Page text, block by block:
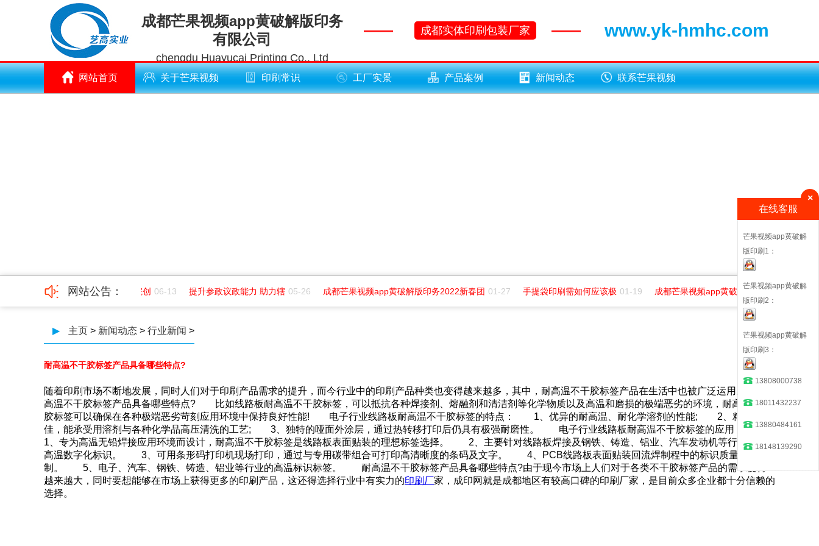
成都芒果视频app黄破解版印务
有限公司
chengdu Huayucai Printing Co., Ltd
—— 成都实体印刷包装厂家 —— www.yk-hmhc.com
网站首页 关于芒果视频 印刷常识 工厂实景 产品案例 新闻动态 联系芒果视频
网站公告：
成都纺织高等专科学院创 06-13 提升参政议政能力 助力辖 05-26 成都芒果视频app黄破解版印务2022新春团 01-27 手提袋印刷需如何应该极 01-19 成都芒果视频app黄破解版印务招聘平面
▶ 主页 > 新闻动态 > 行业新闻 >
耐高温不干胶标签产品具备哪些特点?
随着印刷市场不断地发展，同时人们对于印刷产品需求的提升，而今行业中的印刷产品种类也变得越来越多，其中，耐高温不干胶标签产品在生活中也被广泛运用。那么耐
高温不干胶标签产品具备哪些特点? 比如线路板耐高温不干胶标签，可以抵抗各种焊接剂、熔融剂和清洁剂等化学物质以及高温和磨损的极端恶劣的环境，耐高温不干
胶标签可以确保在各种极端恶劣苛刻应用环境中保持良好性能! 电子行业线路板耐高温不干胶标签的特点： 1、优异的耐高温、耐化学溶剂的性能; 2、粘贴性能
佳，能承受用溶剂与各种化学品高压清洗的工艺; 3、独特的哑面外涂层，通过热转移打印后仍具有极强耐磨性。 电子行业线路板耐高温不干胶标签的应用：
1、专为高温无铅焊接应用环境而设计，耐高温不干胶标签是线路板表面贴装的理想标签选择。 2、主要针对线路板焊接及钢铁、铸造、铝业、汽车发动机等行业的耐
高温数字化标识。 3、可用条形码打印机现场打印，通过与专用碳带组合可打印高清晰度的条码及文字。 4、PCB线路板表面贴装回流焊制程中的标识质量控
制。 5、电子、汽车、钢铁、铸造、铝业等行业的高温标识标签。 耐高温不干胶标签产品具备哪些特点?由于现今市场上人们对于各类不干胶标签产品的需求变得
越来越大，同时要想能够在市场上获得更多的印刷产品，这还得选择行业中有实力的印刷厂家，成印网就是成都地区有较高口碑的印刷厂家，是目前众多企业都十分信赖的
选择。
在线客服
×
芒果视频app黄破解
版印刷1：
芒果视频app黄破解
版印刷2：
芒果视频app黄破解
版印刷3：
13808000738
18011432237
13880484161
18148139290